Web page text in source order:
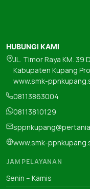
HUBUNGI KAMI
JL. Timor Raya KM. 39
Kabupaten Kupang
www.smk-
08113863004
08113810129
www.smk-
JAM PELAYANAN
Senin – Kamis